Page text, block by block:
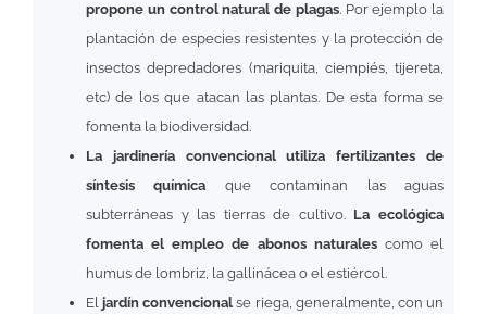
propone un control natural de plagas. Por ejemplo la
plantación de especies resistentes y la protección de
insectos depredadores (mariquita, ciempiés, tijereta,
etc) de los que atacan las plantas. De esta forma se
fomenta la biodiversidad.
La jardinería convencional utiliza fertilizantes de
síntesis química que contaminan las aguas
subterráneas y las tierras de cultivo. La ecológica
fomenta el empleo de abonos naturales como el
humus de lombriz, la gallinácea o el estiércol.
Eljardín convencionalse riega, generalmente, con un